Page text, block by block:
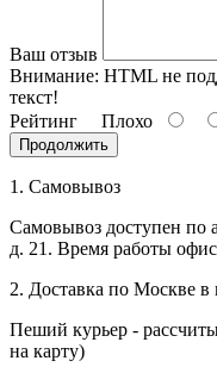
Ваш отзыв
Внимание: HTML не
текст!
Рейтинг Плохо
Продолжить
1. Самовывоз
Самовывоз доступен по
д. 21. Время работы
2. Доставка по Москве
Пеший курьер -
на карту)